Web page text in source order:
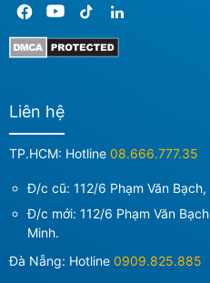
Liên hệ
TP.HCM: Hotline 08.666.777.35
Đ/c cũ: 112/6 Phạm Văn Bạch,
Đ/c mới: 112/6 Phạm Văn
Minh.
Đà Nẵng: Hotline 0909.825.885